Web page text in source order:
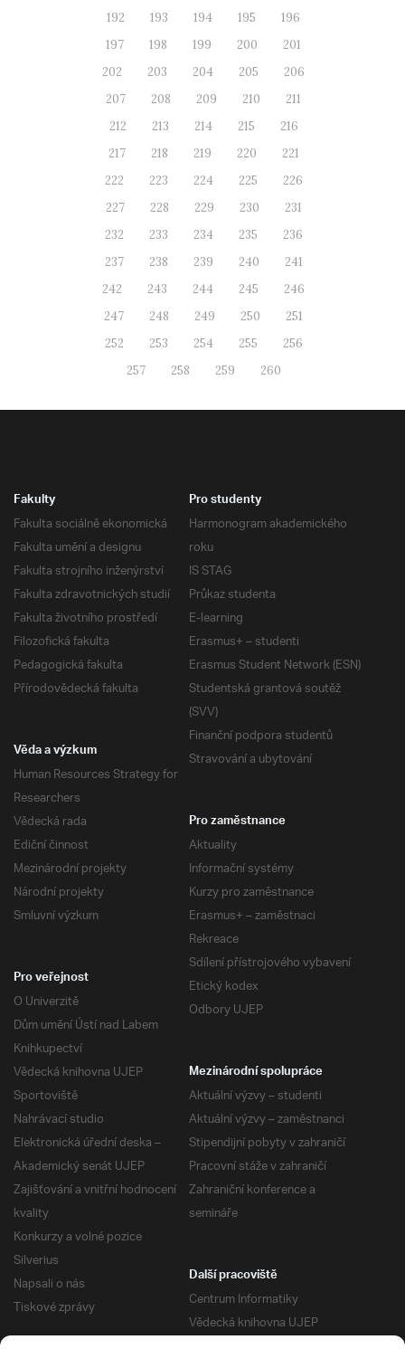
192
193 194 195
196
197
198 199 200
201
202
203 204 205
206
207
208 209 210
211
212
213 214 215
216
217
218 219 220
221
222
223 224 225
226
227
228 229 230
231
232
233 234 235
236
237
238 239 240
241
242
243 244 245
246
247
248 249 250
251
252
253 254 255
256
257
258 259 260
Fakulty
Fakulta sociálně ekonomická
Fakulta umění a designu
Fakulta strojního inženýrství
Fakulta zdravotnických studií
Fakulta životního prostředí
Filozofická fakulta
Pedagogická fakulta
Přírodovědecká fakulta
Pro studenty
Harmonogram akademického
roku
IS STAG
Průkaz studenta
E-learning
Erasmus+ – studenti
Erasmus Student Network (ESN)
Studentská grantová soutěž
(SVV)
Finanční podpora studentů
Stravování a ubytování
Věda a výzkum
Human Resources Strategy for
Researchers
Vědecká rada
Ediční činnost
Mezinárodní projekty
Národní projekty
Smluvní výzkum
Pro zaměstnance
Aktuality
Informační systémy
Kurzy pro zaměstnance
Erasmus+ – zaměstnaci
Rekreace
Sdílení přístrojového vybavení
Etický kodex
Odbory UJEP
Pro veřejnost
O Univerzitě
Dům umění Ústí nad Labem
Knihkupectví
Vědecká knihovna UJEP
Sportoviště
Nahrávací studio
Elektronická úřední deska –
Akademický senát UJEP
Zajišťování a vnitřní hodnocení
kvality
Konkurzy a volné pozice
Silverius
Napsali o nás
Tiskové zprávy
Mezinárodní spolupráce
Aktuální výzvy – studenti
Aktuální výzvy – zaměstnanci
Stipendijní pobyty v zahraničí
Pracovní stáže v zahraničí
Zahraniční konference a
semináře
Další pracoviště
Centrum Informatiky
Vědecká knihovna UJEP